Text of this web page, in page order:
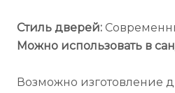
Стиль дверей:
Можно использовать в
Возможно изготовление